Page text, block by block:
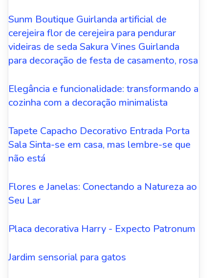
Sunm Boutique Guirlanda artificial de
cerejeira flor de cerejeira para pendurar
videiras de seda Sakura Vines Guirlanda
para decoração de festa de casamento, rosa
Elegância e funcionalidade: transformando a
cozinha com a decoração minimalista
Tapete Capacho Decorativo Entrada Porta
Sala Sinta-se em casa, mas lembre-se que
não está
Flores e Janelas: Conectando a Natureza ao
Seu Lar
Placa decorativa Harry - Expecto Patronum
Jardim sensorial para gatos